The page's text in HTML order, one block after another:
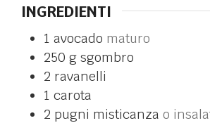
INGREDIENTI
1 avocado maturo
250 g sgombro
2 ravanelli
1 carota
2 pugni misticanza o